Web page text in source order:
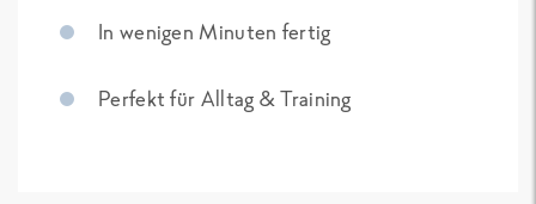
In wenigen Minuten fertig
Perfekt für Alltag & Training